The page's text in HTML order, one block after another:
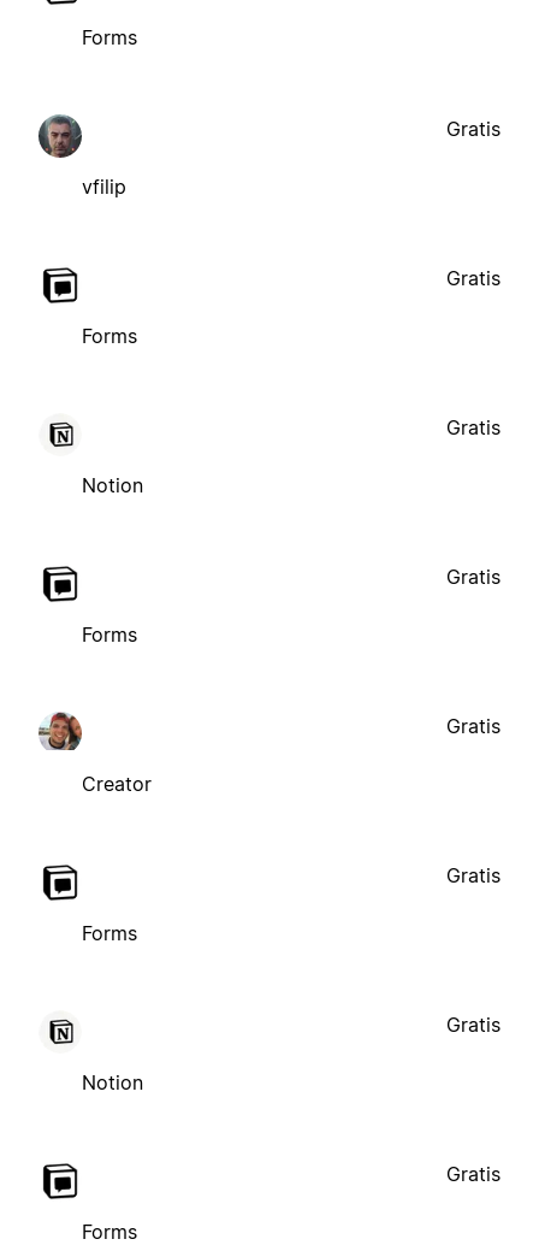
Forms
vfilip
Gratis
Forms
Gratis
Notion
Gratis
Forms
Gratis
Creator
Gratis
Forms
Gratis
Notion
Gratis
Forms
Gratis